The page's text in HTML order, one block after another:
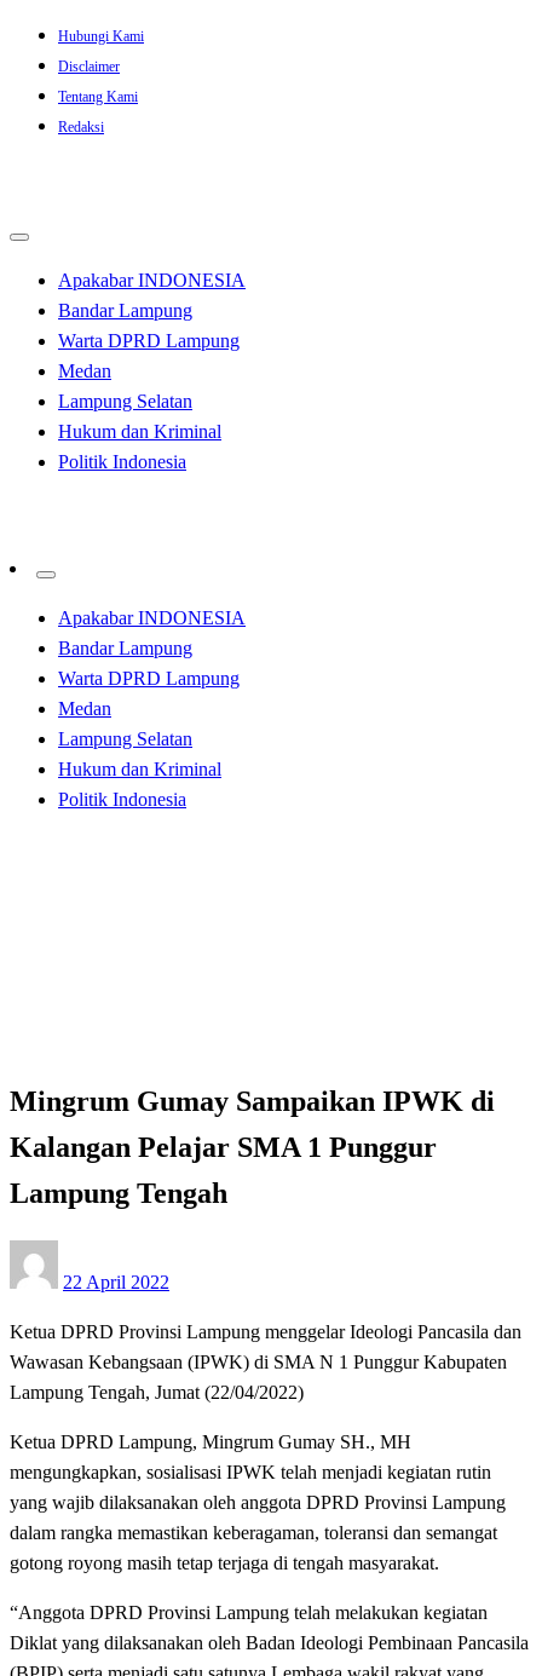
Skip
content
Hubungi Kami
Disclaimer
Tentang Kami
Redaksi
Apakabar INDONESIA
Bandar Lampung
Warta DPRD Lampung
Medan
Lampung Selatan
Hukum dan Kriminal
Politik Indonesia
Apakabar INDONESIA
Bandar Lampung
Warta DPRD Lampung
Medan
Lampung Selatan
Hukum dan Kriminal
Politik Indonesia
Mingrum Gumay Sampaikan IPWK di
Kalangan Pelajar SMA 1 Punggur
Lampung Tengah
on
22 April 2022
Ketua DPRD Provinsi Lampung menggelar Ideologi Pancasila dan
Wawasan Kebangsaan (IPWK) di SMA N 1 Punggur Kabupaten
Lampung Tengah, Jumat (22/04/2022)
Ketua DPRD Lampung, Mingrum Gumay SH., MH
mengungkapkan, sosialisasi IPWK telah menjadi kegiatan rutin
yang wajib dilaksanakan oleh anggota DPRD Provinsi Lampung
dalam rangka memastikan keberagaman, toleransi dan semangat
gotong royong masih tetap terjaga di tengah masyarakat.
“Anggota DPRD Provinsi Lampung telah melakukan kegiatan
Diklat yang dilaksanakan oleh Badan Ideologi Pembinaan Pancasila